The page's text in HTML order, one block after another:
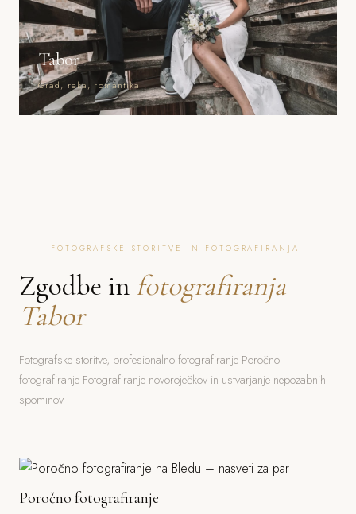
Tabor
Grad, reka, romantika
FOTOGRAFSKE STORITVE IN FOTOGRAFIRANJA
Zgodbe in fotografiranja
Tabor
Fotografske storitve, profesionalno fotografiranje Poročno
fotografiranje Fotografiranje novoroječkov in ustvarjanje nepozabnih
spominov
Poročno fotografiranje